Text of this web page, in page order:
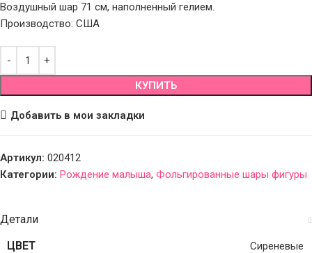
Воздушный шар 71 см, наполненный гелием.
Производство: США
КУПИТЬ
Добавить в мои закладки
Артикул: 020412
Категории: Рождение малыша, Фольгированные шары фигуры
Детали
ЦВЕТ
Сиреневые